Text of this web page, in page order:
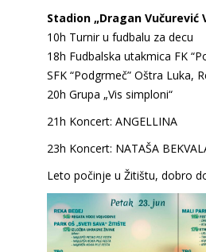
Stadion „Dragan Vučurević
10h Turnir u fudbalu za decu
18h Fudbalska utakmica FK
SFK “Podgrmeč” Oštra Luka,
20h Grupa „Vis simploni“
21h Koncert: ANGELLINA
23h Koncert: NATAŠA
Leto počinje u Žitištu, dobro